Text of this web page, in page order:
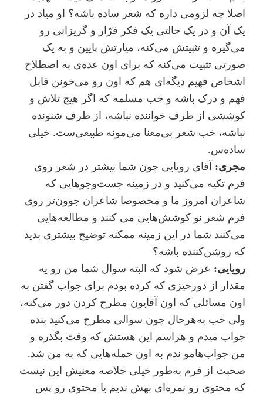
اصلا چه لزومی داره که شعر ساده باشه؟ او میاد در
یک آن و در یک حالتی یک فکر فرّار و گریزانی رو
می‌گیره و تثبیتش می‌کنه، میارتش پایین و به یک
صورتی تثبیت می‌کنه که برای اون عده‌ی به اصطلاح
اشخاص فهیم دیگه‌ای هم که اون رو می‌خونن قابل
فهم و درک باشه و خب مسلمه که اگر هیچ تلاش و
کوششی از طرف خواننده نباشه، از طرف شنونده
نباشه، خب شعر بی‌معنا می‌مونه طبیعی‌ست. خیلی
ساده‌س.
مجری: آقای رویایی چون شما بیشتر در شعر روی
فرم تکیه می‌کنید و در زمینه جست‌و‌جوهایی که
شاعران امروز ما و مخصوصا شاعران جوون‌تر روی
فرم شعر نو کوشش‌هایی می کنند و مطالعه‌هایی
می‌کنند شما در این زمینه ممکنه توضیح بیشتری بدید
که روشن‌کننده باشه؟
رویایی: عرض شود که البته سوال شما من رو یه
مقدار از دورخیزی که کرده بودم برای جواب گفتن به
اون مسائلی که اون آقایون مطرح کردن دور می‌کنه،
ولی خب به‌هر‌حال چون سوالی مطرح می‌کنید بنده
جواب میدم و هراسم این هستش که وقت بگذره و
من جواب‌هامو ندم به اون حمله‌هایی که به من شد.
صحبت از فرم به‌طور خیلی خلاصه معنیش این نیست
که محتوی رو نمره‌ای بهش ندیم یا محتوی رو پس